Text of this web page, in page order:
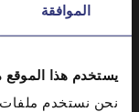
الموافقة
يستخدم هذا الموقع
نحن نستخدم